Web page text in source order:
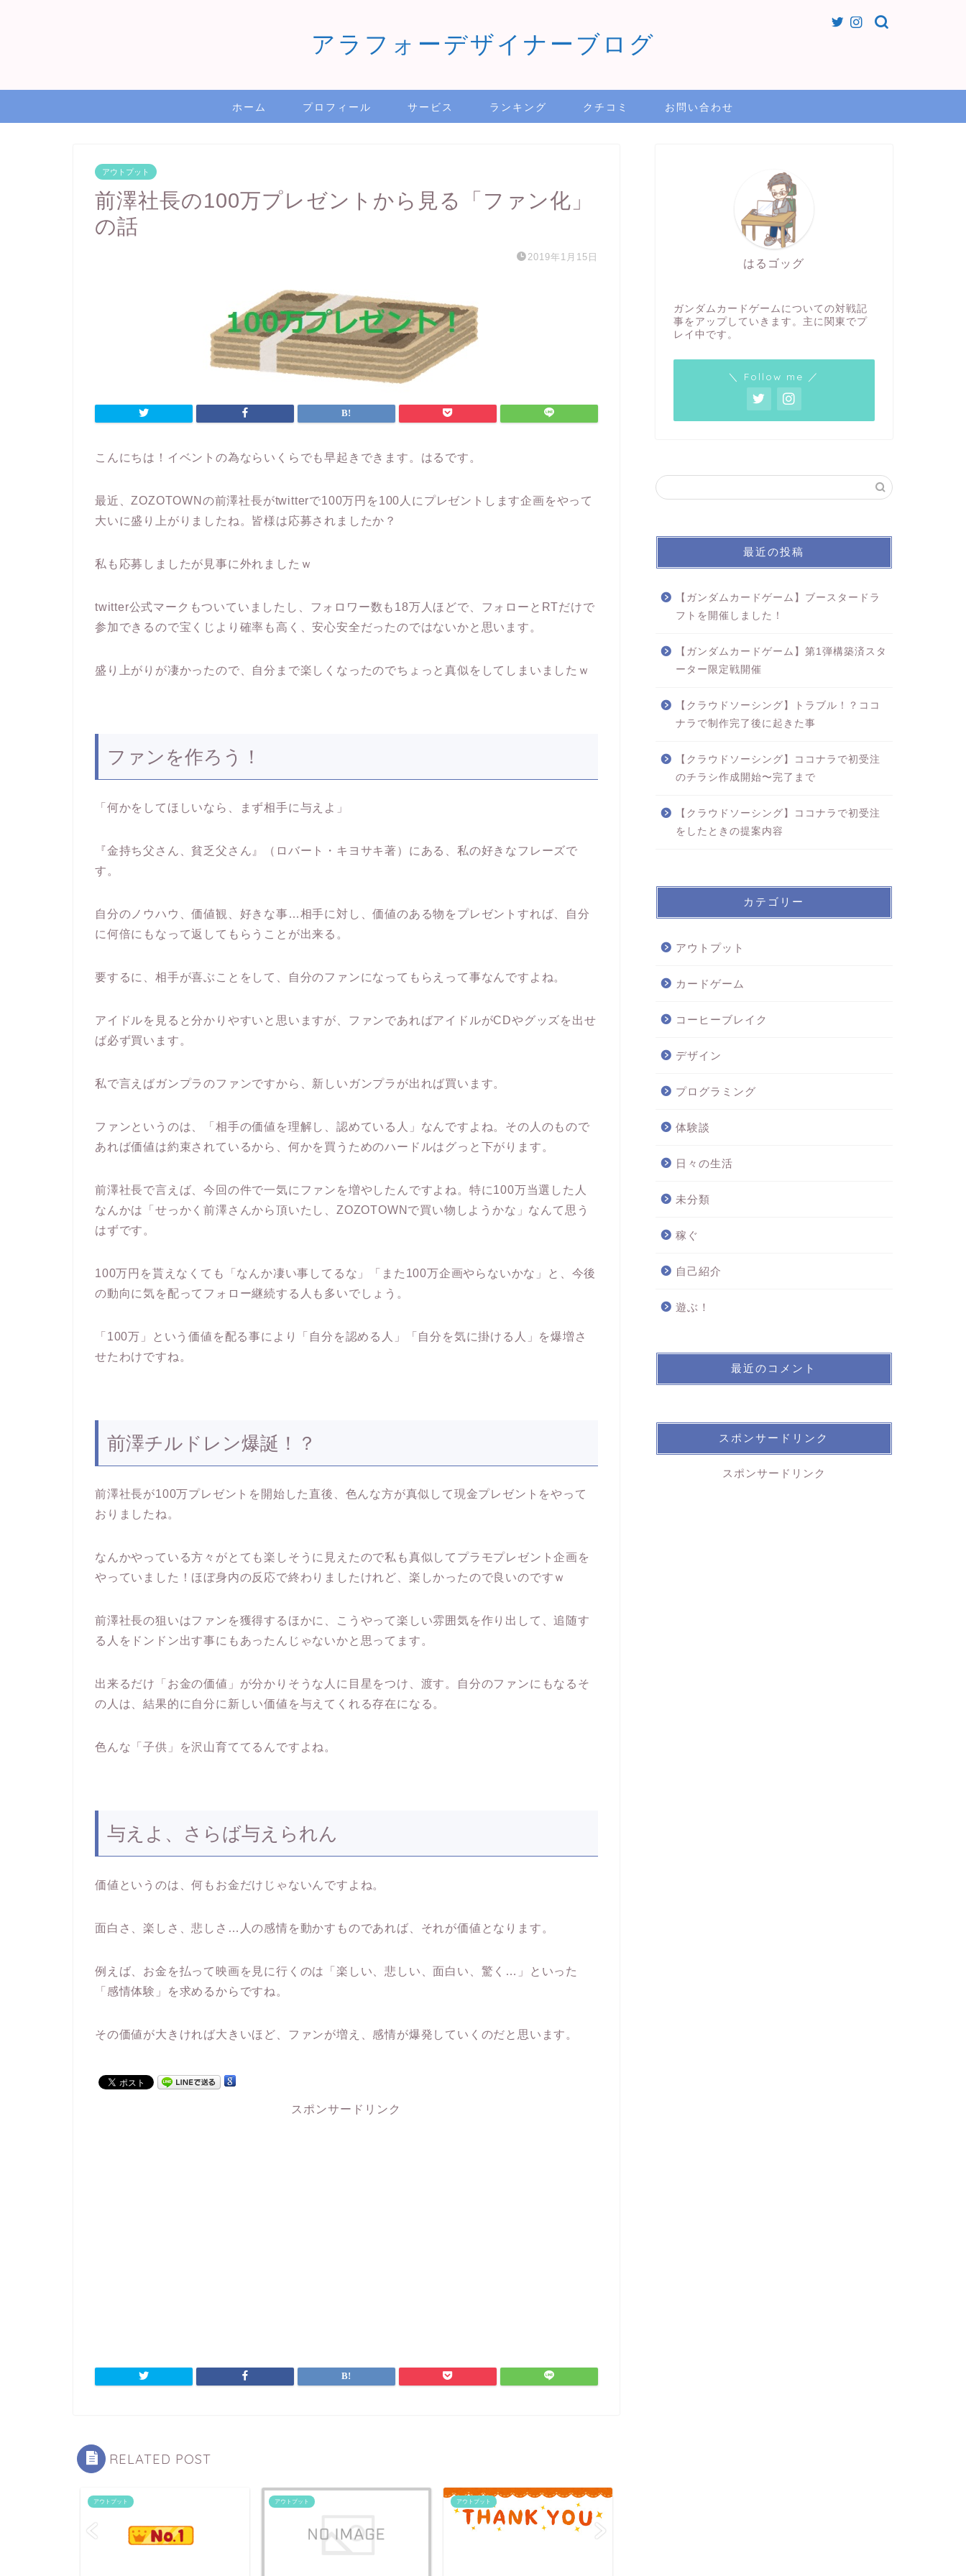
アラフォーデザイナーブログ
ホーム プロフィール サービス ランキング クチコミ お問い合わせ
アウトプット
前澤社長の100万プレゼントから見る「ファン化」
の話
2019年1月15日
こんにちは！イベントの為ならいくらでも早起きできます。はるです。
最近、ZOZOTOWNの前澤社長がtwitterで100万円を100人にプレゼントします企画をやって
大いに盛り上がりましたね。皆様は応募されましたか？
私も応募しましたが見事に外れましたｗ
twitter公式マークもついていましたし、フォロワー数も18万人ほどで、フォローとRTだけで
参加できるので宝くじより確率も高く、安心安全だったのではないかと思います。
盛り上がりが凄かったので、自分まで楽しくなったのでちょっと真似をしてしまいましたｗ
ファンを作ろう！
「何かをしてほしいなら、まず相手に与えよ」
『金持ち父さん、貧乏父さん』（ロバート・キヨサキ著）にある、私の好きなフレーズで
す。
自分のノウハウ、価値観、好きな事…相手に対し、価値のある物をプレゼントすれば、自分
に何倍にもなって返してもらうことが出来る。
要するに、相手が喜ぶことをして、自分のファンになってもらえって事なんですよね。
アイドルを見ると分かりやすいと思いますが、ファンであればアイドルがCDやグッズを出せ
ば必ず買います。
私で言えばガンプラのファンですから、新しいガンプラが出れば買います。
ファンというのは、「相手の価値を理解し、認めている人」なんですよね。その人のもので
あれば価値は約束されているから、何かを買うためのハードルはグっと下がります。
前澤社長で言えば、今回の件で一気にファンを増やしたんですよね。特に100万当選した人
なんかは「せっかく前澤さんから頂いたし、ZOZOTOWNで買い物しようかな」なんて思う
はずです。
100万円を貰えなくても「なんか凄い事してるな」「また100万企画やらないかな」と、今後
の動向に気を配ってフォロー継続する人も多いでしょう。
「100万」という価値を配る事により「自分を認める人」「自分を気に掛ける人」を爆増さ
せたわけですね。
前澤チルドレン爆誕！？
前澤社長が100万プレゼントを開始した直後、色んな方が真似して現金プレゼントをやって
おりましたね。
なんかやっている方々がとても楽しそうに見えたので私も真似してプラモプレゼント企画を
やっていました！ほぼ身内の反応で終わりましたけれど、楽しかったので良いのですｗ
前澤社長の狙いはファンを獲得するほかに、こうやって楽しい雰囲気を作り出して、追随す
る人をドンドン出す事にもあったんじゃないかと思ってます。
出来るだけ「お金の価値」が分かりそうな人に目星をつけ、渡す。自分のファンにもなるそ
の人は、結果的に自分に新しい価値を与えてくれる存在になる。
色んな「子供」を沢山育ててるんですよね。
与えよ、さらば与えられん
価値というのは、何もお金だけじゃないんですよね。
面白さ、楽しさ、悲しさ…人の感情を動かすものであれば、それが価値となります。
例えば、お金を払って映画を見に行くのは「楽しい、悲しい、面白い、驚く…」といった
「感情体験」を求めるからですね。
その価値が大きければ大きいほど、ファンが増え、感情が爆発していくのだと思います。
スポンサードリンク
RELATED POST
アウトプット アウトプット アウトプット
はるゴッグ
ガンダムカードゲームについての対戦記
事をアップしていきます。主に関東でプ
レイ中です。
＼ Follow me ／
最近の投稿
【ガンダムカードゲーム】ブースタードラ
フトを開催しました！
【ガンダムカードゲーム】第1弾構築済スタ
ーター限定戦開催
【クラウドソーシング】トラブル！？ココ
ナラで制作完了後に起きた事
【クラウドソーシング】ココナラで初受注
のチラシ作成開始〜完了まで
【クラウドソーシング】ココナラで初受注
をしたときの提案内容
カテゴリー
アウトプット
カードゲーム
コーヒーブレイク
デザイン
プログラミング
体験談
日々の生活
未分類
稼ぐ
自己紹介
遊ぶ！
最近のコメント
スポンサードリンク
スポンサードリンク